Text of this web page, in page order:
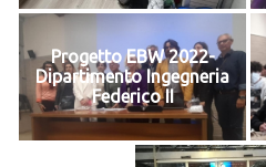
Progetto EBW 2022-
Dipartimento Ingegneria
Federico II